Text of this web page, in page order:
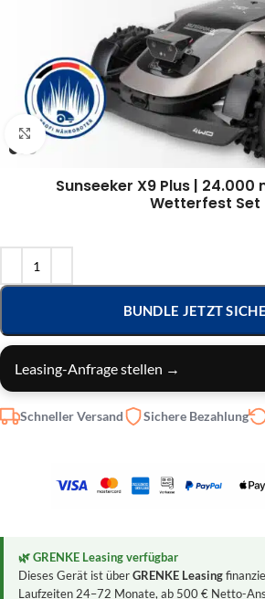
Klick zum Vergrößern
Sunseeker X9 Plus | 24.000
Wetterfest Set
BUNDLE JETZT
Leasing-Anfrage stellen →
Schneller Versand Sichere Bezahlung
🌿 GRENKE Leasing verfügbar
Dieses Gerät ist überGRENKE Leasing
Laufzeiten 24–72 Monate, ab 500 € Netto-